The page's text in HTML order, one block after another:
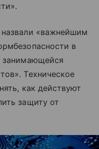
«важнейшим
в
занимающейся
Техническое
как действуют
защиту от